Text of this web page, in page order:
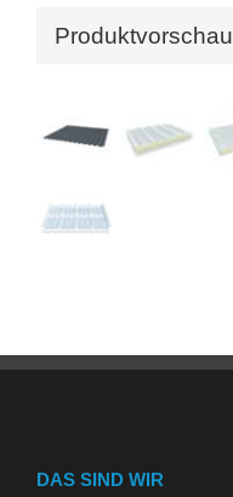
Produktvorschau
DAS SIND WIR